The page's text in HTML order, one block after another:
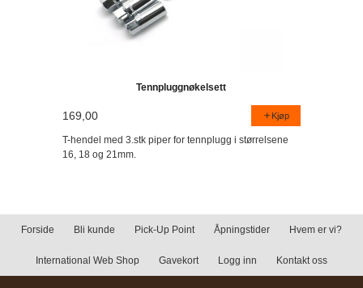
Tennpluggnøkelsett
169,00 Kjøp
T-hendel med 3.stk piper for tennplugg i størrelsene
16, 18 og 21mm.
Forside Bli kunde Pick-Up Point Åpningstider Hvem er vi?
International Web Shop Gavekort Logg inn Kontakt oss